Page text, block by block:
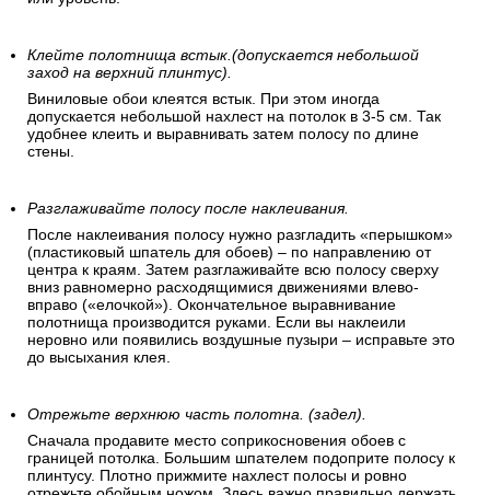
Проведите на стене строго вертикальную линию, которая
обозначит границу первой поклеенной обойной полосы.
Для точности линии используйте строительный отвес, лазер
или уровень.
Виниловые обои клеятся встык. При этом иногда
допускается небольшой нахлест на потолок в 3-5 см. Так
удобнее клеить и выравнивать затем полосу по длине
стены.
Разглаживайте полосу после наклеивания.
После наклеивания полосу нужно разгладить «перышком»
(пластиковый шпатель для обоев) – по направлению от
вниз равномерно расходящимися движениями влево-
вправо («елочкой»). Окончательное выравнивание
полотнища производится руками. Если вы наклеили
неровно или появились воздушные пузыри – исправьте это
до высыхания клея.